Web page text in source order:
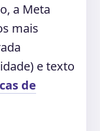
a Meta
mais
e texto
de